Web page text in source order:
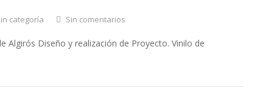
categoría Sin comentarios
Algirós Diseño y realización de Proyecto. Vinilo de